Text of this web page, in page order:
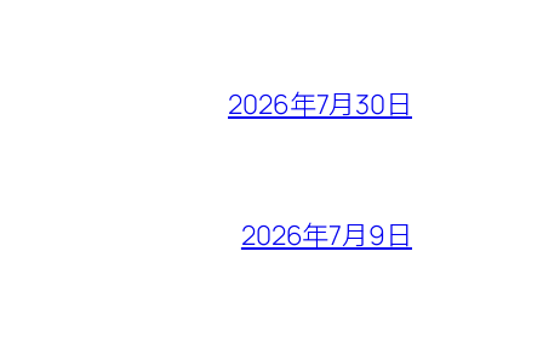
2026年7月30日
2026年7月9日